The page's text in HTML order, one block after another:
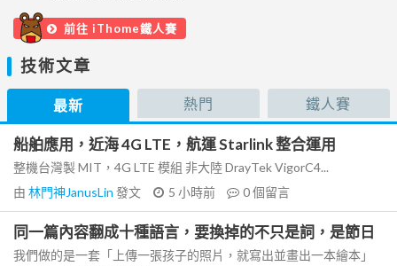
前往 iThome鐵人賽
技術文章
最新 熱門 鐵人賽
船舶應用，近海 4G LTE，航運 Starlink 整合運用
整機台灣製 MIT，4G LTE 模組 非大陸 DrayTek VigorC4...
由 林門神JanusLin 發文 5 小時前 0個留言
同一篇內容翻成十種語言，要換掉的不只是詞，是節日
我們做的是一套「上傳一張孩子的照片，就寫出並畫出一本繪本」